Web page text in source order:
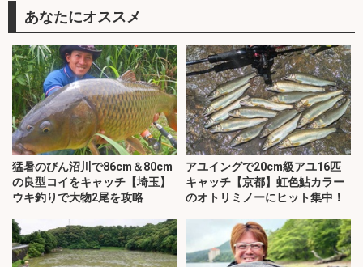
あなたにオススメ
猛暑のびん沼川で86cm＆80cm
の良型コイをキャッチ【埼玉】
ウキ釣りで大物2尾を攻略
アユイングで20cm級アユ16匹
キャッチ【京都】虹色鮎カラー
のオトリミノーにヒット集中！